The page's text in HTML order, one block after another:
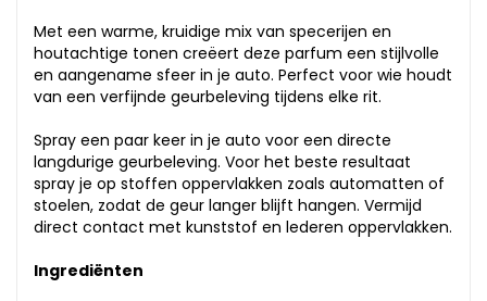
Met een warme, kruidige mix van specerijen en
houtachtige tonen creëert deze parfum een stijlvolle
en aangename sfeer in je auto. Perfect voor wie houdt
van een verfijnde geurbeleving tijdens elke rit.
Spray een paar keer in je auto voor een directe
langdurige geurbeleving. Voor het beste resultaat
spray je op stoffen oppervlakken zoals automatten of
stoelen, zodat de geur langer blijft hangen. Vermijd
direct contact met kunststof en lederen oppervlakken.
Ingrediënten